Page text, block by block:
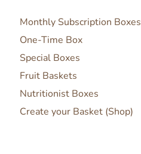
Monthly Subscription Boxes
One-Time Box
Special Boxes
Fruit Baskets
Nutritionist Boxes
Create your Basket (Shop)